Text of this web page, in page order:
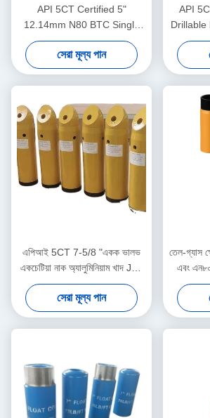
API 5CT Certified 5"
12.14mm N80 BTC Single
Valve Self-Latch Aluminum
Alloy Float Shoe for Oil and
Gas Industry
সেরা মূল্য পান
API
Drillable
Float
deep
এপিআই 5CT 7-5/8 "একক ভালভ
একচেটিয়া নাক অ্যালুমিনিয়াম খাদ J55
BTC সঙ্গে ভাসমান জুতা
সেরা মূল্য পান
তেল-গ্যাস
এবং